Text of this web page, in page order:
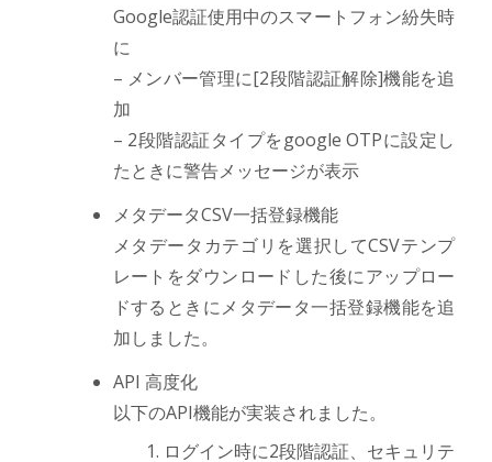
Google認証使用中のスマートフォン紛失時
に
– メンバー管理に[2段階認証解除]機能を追
加
– 2段階認証タイプをgoogle OTPに設定し
たときに警告メッセージが表示
メタデータCSV一括登録機能
メタデータカテゴリを選択してCSVテンプ
レートをダウンロードした後にアップロー
ドするときにメタデータ一括登録機能を追
加しました。
API 高度化
以下のAPI機能が実装されました。
ログイン時に2段階認証、セキュリテ